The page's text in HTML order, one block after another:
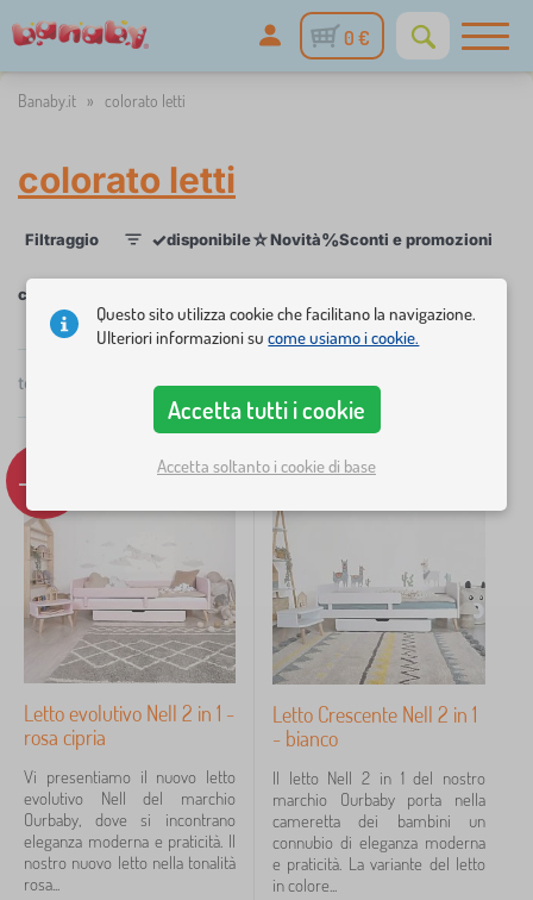
0 €
Banaby.it » colorato letti
colorato letti
Filtraggio ✓disponibile☆Novità%Sconti e promozioni
t
e
r
b
a
m
b
n
i
Prezzo
18 €
191 €
Cerca all'interno del filtro
Disponibilità
Tipo di offerta
colorato letti
totale
Consigliato
-14%
Letto evolutivo Nell 2 in 1 -
rosa cipria
Vi presentiamo il nuovo letto
evolutivo Nell del marchio
Ourbaby, dove si incontrano
eleganza moderna e praticità. Il
nostro nuovo letto nella tonalità
rosa...
Letto Crescente Nell 2 in 1
- bianco
Il letto Nell 2 in 1 del nostro
marchio Ourbaby porta nella
cameretta dei bambini un
connubio di eleganza moderna
e praticità. La variante del letto
in colore...
Questo sito utilizza cookie che facilitano la navigazione.
Ulteriori informazioni sucome usiamo i cookie.
Accetta tutti i cookie
Accetta soltanto i cookie di base